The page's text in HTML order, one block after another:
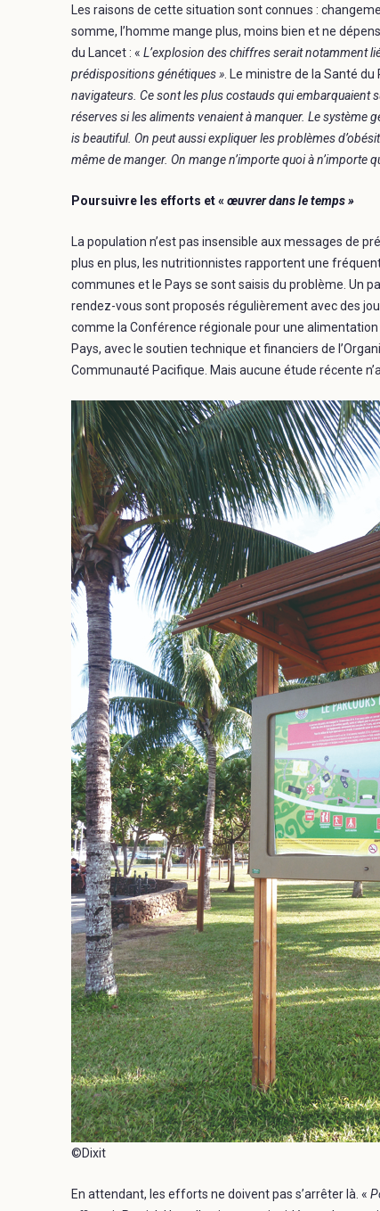
Les raisons de cette situation sont connues :
somme, l’homme mange plus, moins bien et ne
du Lancet : « L’explosion des chiffres serait notamment
prédispositions génétiques » . Le ministre de la Santé
navigateurs. Ce sont les plus costauds qui embarquaient
réserves si les aliments venaient à manquer. Le système
is beautiful. On peut aussi expliquer les problèmes
même de manger. On mange n’importe quoi à n’importe
Poursuivre les efforts et «œuvrer dans le temps »
La population n’est pas insensible aux messages de
plus en plus, les nutritionnistes rapportent une
communes et le Pays se sont saisis du problème. Un
rendez-vous sont proposés régulièrement avec des
comme la Conférence régionale pour une
Pays, avec le soutien technique et financiers de
Communauté Pacifique. Mais aucune étude récente
©Dixit
En attendant, les efforts ne doivent pas s’arrêter là. «